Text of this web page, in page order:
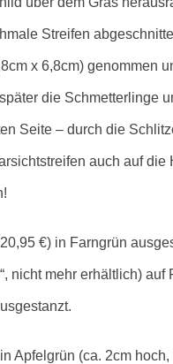
Streifen
x 6,8cm) genommen
die Schmetterlinge
Seite – durch die
auch auf die
€) in Farngrün
nicht mehr erhältlich)
Apfelgrün (ca. 2cm